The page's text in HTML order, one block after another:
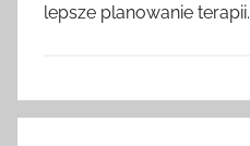
lepsze planowanie terapii.
W